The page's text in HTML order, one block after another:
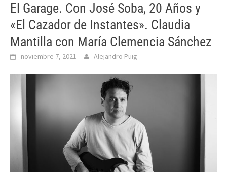
El Garage. Con José Soba, 20 Años y
«El Cazador de Instantes». Claudia
Mantilla con María Clemencia Sánchez
noviembre 7, 2021 Alejandro Puig